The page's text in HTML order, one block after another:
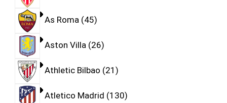
As Roma 45
Aston Villa 26
Athletic Bilbao 21
Atletico Madrid 130